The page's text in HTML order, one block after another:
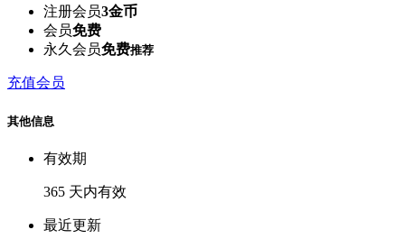
注册会员3金币
会员免费
永久会员免费推荐
充值会员
其他信息
有效期
365 天内有效
最近更新